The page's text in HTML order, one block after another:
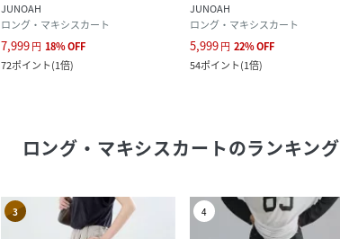
JUNOAH
ロング・マキシスカート
7,999円 18%OFF
72ポイント(1倍)
JUNOAH
ロング・マキシスカート
5,999円 22%OFF
54ポイント(1倍)
ロング・マキシスカートのランキング
3 4